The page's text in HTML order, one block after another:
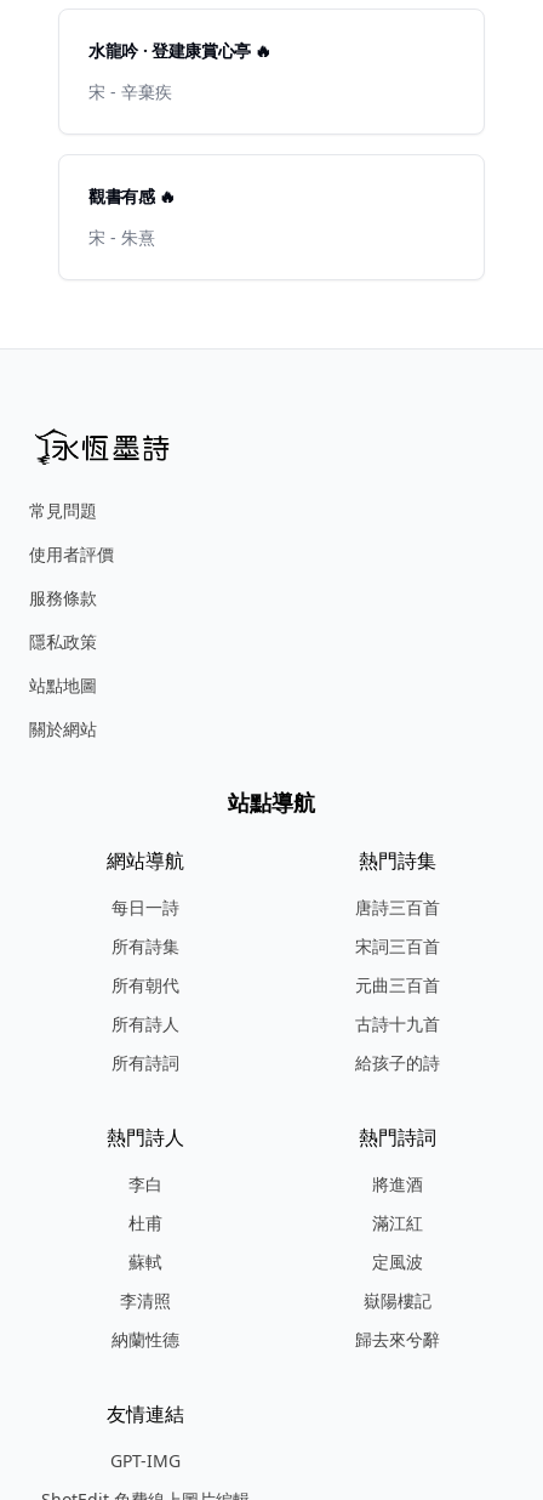
水龍吟 · 登建康賞心亭 🔥
宋 - 辛棄疾
觀書有感 🔥
宋 - 朱熹
常見問題
使用者評價
服務條款
隱私政策
站點地圖
關於網站
站點導航
網站導航
每日一詩
所有詩集
所有朝代
所有詩人
所有詩詞
熱門詩集
唐詩三百首
宋詞三百首
元曲三百首
古詩十九首
給孩子的詩
熱門詩人
李白
杜甫
蘇軾
李清照
納蘭性德
熱門詩詞
將進酒
滿江紅
定風波
嶽陽樓記
歸去來兮辭
友情連結
GPT-IMG